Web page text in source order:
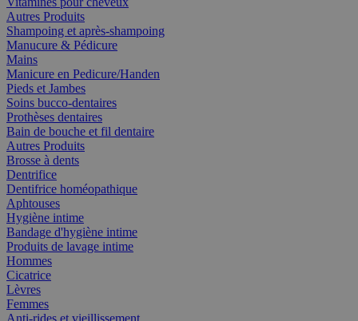
Autres Produits
Shampoing et après-shampoing
Manucure & Pédicure
Mains
Manicure en Pedicure/Handen
Pieds et Jambes
Soins bucco-dentaires
Prothèses dentaires
Bain de bouche et fil dentaire
Autres Produits
Brosse à dents
Dentrifice
Dentifrice homéopathique
Aphtouses
Hygiène intime
Bandage d'hygiène intime
Produits de lavage intime
Hommes
Cicatrice
Lèvres
Femmes